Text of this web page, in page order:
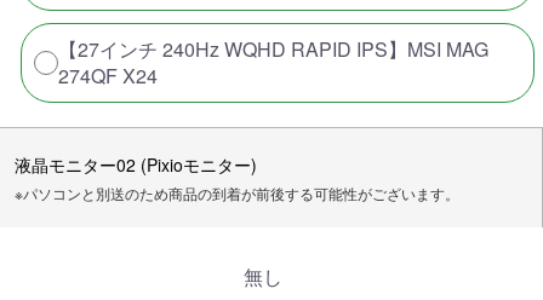
【27インチ 240Hz WQHD RAPID IPS】MSI MAG
274QF X24
液晶モニター02 (Pixioモニター)
※パソコンと別送のため商品の到着が前後する可能性がございます。
無し